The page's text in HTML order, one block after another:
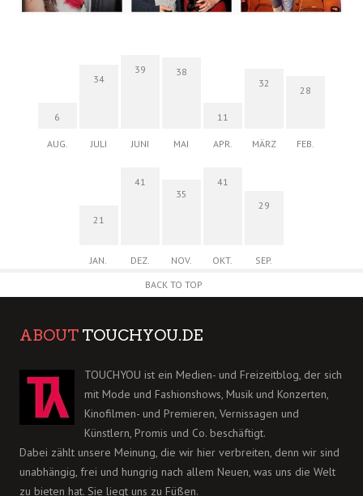
6
AUG.
34
JULI
39
JUNI
38
MAI
11
APR.
32
MÄRZ
28
FEB.
21
JAN.
41
DEZ.
35
NOV.
41
OKT.
29
SEP.
BACK TO TOP
ABOUT TOUCHYOU.DE
TOUCHYOU ist ein Medien- und Freizeitblog, der sich
mit Mode und Fashionshows, Musik und Konzerten,
Kinofilmen- und Premieren, Vernissagen und
Künstlern, Promis und Co. beschäftigt.
Dabei zählt unsere Meinung, die wir hier verbreiten, denn wir sind
unabhängig, frei und hungrig nach allem Neuen, was uns die Welt
zu bieten hat. Sie liegt uns zu Füßen.